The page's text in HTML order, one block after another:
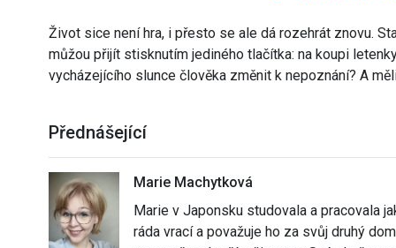
Život sice není hra, i přesto se ale dá rozehrát znovu.
můžou přijít stisknutím jediného tlačítka: na koupi
vycházejícího slunce člověka změnit k nepoznání? A
Přednášející
Marie Machytková
Marie v Japonsku studovala a pracovala
ráda vrací a považuje ho za svůj druhý